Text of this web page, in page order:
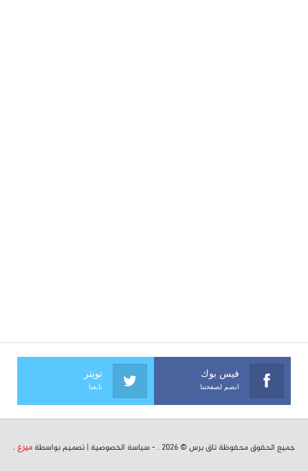
فيس بوك
انضم لصفحتنا
تويتر
تابعنا
جميع الحقوق محفوظة تاق برس © 2026 . - سياسة الخصوصية | تصميم بواسطة ميرغ .